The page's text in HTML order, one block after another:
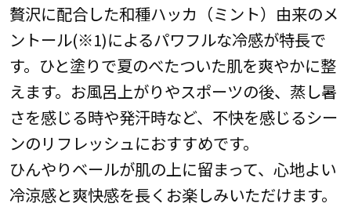
贅沢に配合した和種ハッカ（ミント）由来のメ
ントール(※1)によるパワフルな冷感が特長で
す。ひと塗りで夏のべたついた肌を爽やかに整
えます。お風呂上がりやスポーツの後、蒸し暑
さを感じる時や発汗時など、不快を感じるシー
ンのリフレッシュにおすすめです。
ひんやりベールが肌の上に留まって、心地よい
冷涼感と爽快感を長くお楽しみいただけます。